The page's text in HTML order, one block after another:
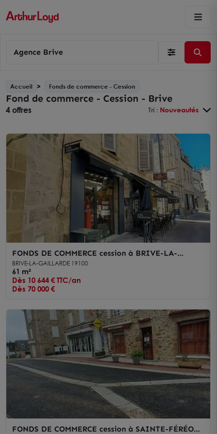
Agence Brive
Accueil Fonds de commerce - Cession
Fond de commerce - Cession - Brive
4 offres Tri : Nouveautés
FONDS DE COMMERCE cession à BRIVE-LA-
GAILLARDE 19100
BRIVE-LA-GAILLARDE 19100
61 m²
Dès 10 644 € TTC/an
Dès 70 000 €
FONDS DE COMMERCE cession à SAINTE-FÉRÉOLE